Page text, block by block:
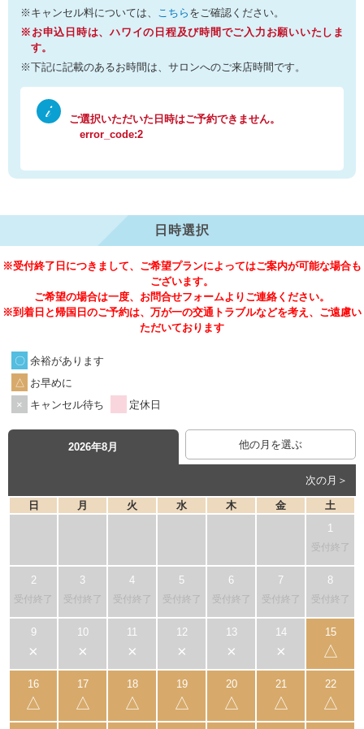
※キャンセル料については、 こちら をご確認ください。
※お申込日時は、ハワイの日程及び時間でご入力お願いいたしま
す。
※下記に記載のあるお時間は、サロンへのご来店時間です。
ご選択いただいた日時はご予約できません。
error_code:2
日時選択
※受付終了日につきまして、ご希望プランによってはご案内が可能な場合も
ございます。
ご希望の場合は一度、お問合せフォームよりご連絡ください。
※到着日と帰国日のご予約は、万が一の交通トラブルなどを考え、ご遠慮い
ただいております
余裕があります
お早めに
キャンセル待ち
定休日
2026年8月 他の月を選ぶ
次の月＞
日 月 火 水 木 金 土
受付終了
受付終了 受付終了 受付終了 受付終了 受付終了 受付終了 受付終了
× × × × × × △
△ △ △ △ △ △ △